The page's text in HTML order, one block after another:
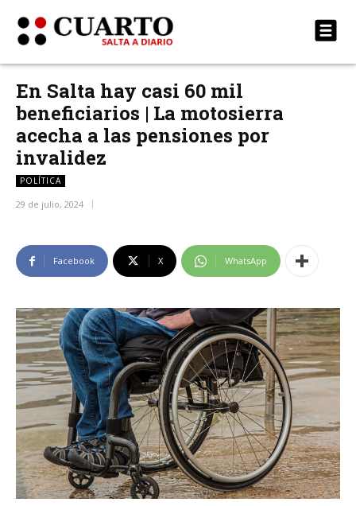
En Salta hay casi 60 mil
beneficiarios | La motosierra
acecha a las pensiones por
invalidez
POLÍTICA
29 de julio, 2024
Facebook X WhatsApp